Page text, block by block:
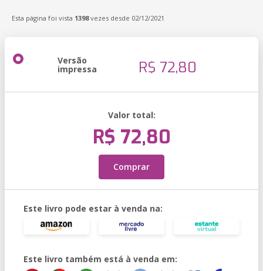
Esta página foi vista 1398vezes desde 02/12/2021
Versão
impressa R$ 72,80
Valor total:
R$ 72,80
Comprar
Este livro pode estar à venda na:
Este livro também está à venda em: